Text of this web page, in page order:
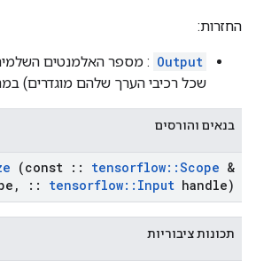
החזרות:
Output : מספר האלמנטים
שכל רכיבי הערך שלהם מוגדרים)
בנאים והורסים
(const :: tensorflow::Scope &
, :: tensorflow:: Input handle)
תכונות ציבוריות